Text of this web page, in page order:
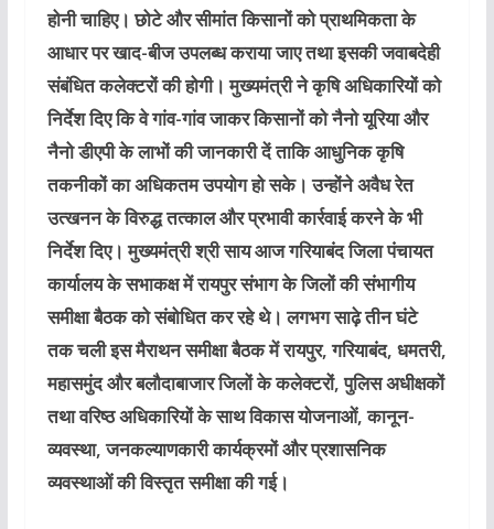
होनी चाहिए। छोटे और सीमांत किसानों को प्राथमिकता के
आधार पर खाद-बीज उपलब्ध कराया जाए तथा इसकी जवाबदेही
संबंधित कलेक्टरों की होगी। मुख्यमंत्री ने कृषि अधिकारियों को
निर्देश दिए कि वे गांव-गांव जाकर किसानों को नैनो यूरिया और
नैनो डीएपी के लाभों की जानकारी दें ताकि आधुनिक कृषि
तकनीकों का अधिकतम उपयोग हो सके। उन्होंने अवैध रेत
उत्खनन के विरुद्ध तत्काल और प्रभावी कार्रवाई करने के भी
निर्देश दिए। मुख्यमंत्री श्री साय आज गरियाबंद जिला पंचायत
कार्यालय के सभाकक्ष में रायपुर संभाग के जिलों की संभागीय
समीक्षा बैठक को संबोधित कर रहे थे। लगभग साढ़े तीन घंटे
तक चली इस मैराथन समीक्षा बैठक में रायपुर, गरियाबंद, धमतरी,
महासमुंद और बलौदाबाजार जिलों के कलेक्टरों, पुलिस अधीक्षकों
तथा वरिष्ठ अधिकारियों के साथ विकास योजनाओं, कानून-
व्यवस्था, जनकल्याणकारी कार्यक्रमों और प्रशासनिक
व्यवस्थाओं की विस्तृत समीक्षा की गई।